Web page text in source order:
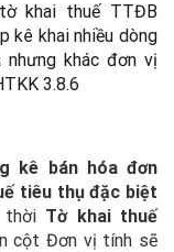
khai thuế TTĐB
kê khai nhiều dòng
khác đơn vị
3.8.6
kê bán hóa đơn
tiêu thụ đặc biệt
thời Tờ khai thuế
cột Đơn vị tính sẽ